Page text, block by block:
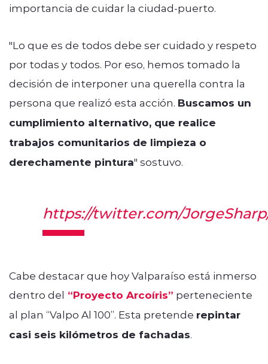
importancia de cuidar la ciudad-puerto.
"Lo que es de todos debe ser cuidado y respeto
por todas y todos. Por eso, hemos tomado la
decisión de interponer una querella contra la
persona que realizó esta acción. Buscamos un
cumplimiento alternativo, que realice
trabajos comunitarios de limpieza o
derechamente pintura" sostuvo.
https://twitter.com/
Cabe destacar que hoy Valparaíso está inmerso
dentro del “Proyecto Arcoíris” perteneciente
al plan “Valpo Al 100”. Esta pretende repintar
casi seis kilómetros de fachadas.